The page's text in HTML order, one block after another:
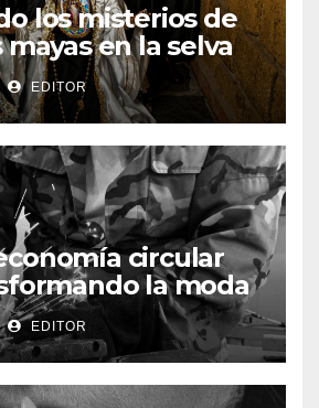
los misterios de
en la selva
EDITOR
circular
la moda
EDITOR